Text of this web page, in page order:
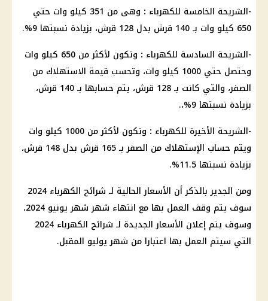
-الشريحة الخامسة للكهرباء : وهى من
351 كيلو وات حتي
650 كيلو وات بـ 140 قرش بدل 128 قرش، بزيادة نسبتها 9%.
-الشريحة السادسة للكهرباء :
وتكون لأكثر من 650 كيلو وات
وحتصل حتي 1000 كيلو وات، وتحسب قيمة الاستهلاك من
الصفر، والتي كانت بـ 128 قرش، يتم حسابها بـ 140 قرش،
بزيادة نسبتها 9%،.
-الشريحة الأخيرة للكهرباء :
وتكون لأكثر من 1000 كيلو وات
ويتم حساب
الإستهلاك من الصفر بـ 165 قرش بدل 148 قرش،
بزيادة نسبتها 11.5%.
ومن الجدير بالذكر أن الأسعارالحالية لـ شرائح الكهرباء 2024
سوف يتم وقف العمل بها مع انتهاء شهر شهر يونيو
2024،
وسوف يتم إعلان الأسعارالجديدة لـ شرائح الكهرباء 2024
التي سيتم العمل بها اعتبارا من شهر يوليو المقبل.